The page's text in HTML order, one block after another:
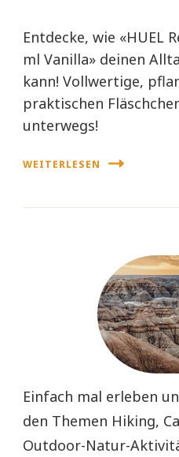
Entdecke, wie «HUEL
ml Vanilla» deinen
kann! Vollwertige,
praktischen
unterwegs!
WEITERLESEN
Einfach mal erleben
den Themen Hiking,
Outdoor-Natur-